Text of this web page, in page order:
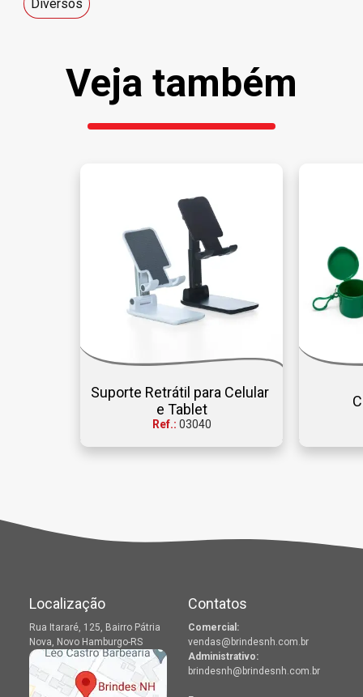
Diversos
Veja também
Suporte Retrátil para Celular
e Tablet
Ref.: 03040
Localização
Rua Itararé, 125, Bairro Pátria
Nova, Novo Hamburgo-RS
Contatos
Comercial:
vendas@brindesnh.com.br
Administrativo:
brindesnh@brindesnh.com.br